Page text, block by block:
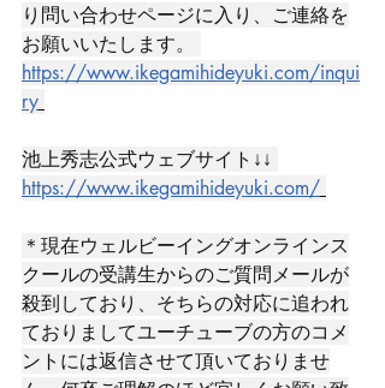
り問い合わせページに入り、ご連絡を
お願いいたします。
https://www.ikegamihideyuki.com/inqui
ry
池上秀志公式ウェブサイト↓↓
https://www.ikegamihideyuki.com/
＊現在ウェルビーイングオンラインス
クールの受講生からのご質問メールが
殺到しており、そちらの対応に追われ
ておりましてユーチューブの方のコメ
ントには返信させて頂いておりませ